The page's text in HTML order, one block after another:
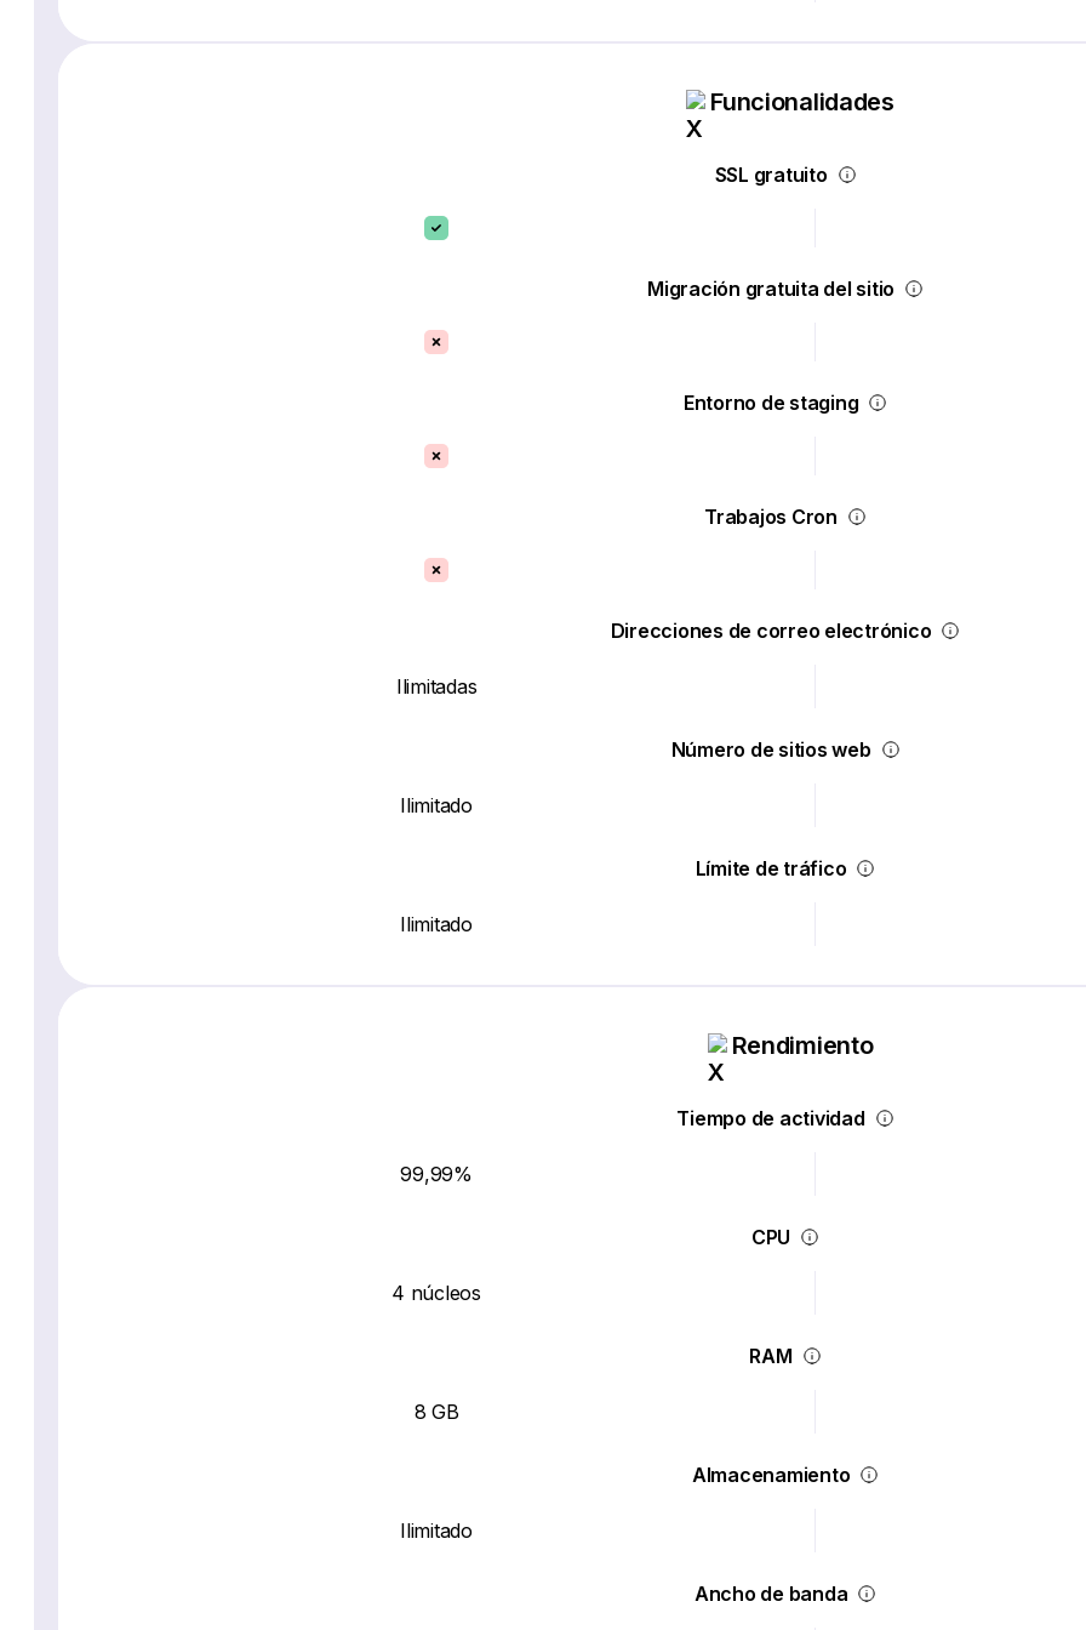
Funcionalidades
SSL gratuito
Migración gratuita del sitio
Entorno de staging
Trabajos Cron
Direcciones de correo electrónico
Ilimitadas
Número de sitios web
Ilimitado
Límite de tráfico
Ilimitado
Rendimiento
Tiempo de actividad
99,99%
CPU
4 núcleos
RAM
8 GB
Almacenamiento
Ilimitado
Ancho de banda